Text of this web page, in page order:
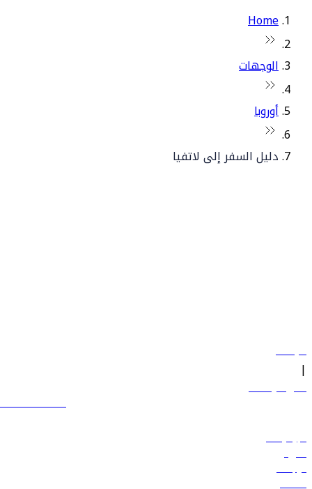
Home
الوجهات
أوروبا
دليل السفر إلى لاتفيا
سياساتنا
|
الشروط والأحكام
600 544 445
حجز الرحلات
العروض
الوجهات
الأمتعة